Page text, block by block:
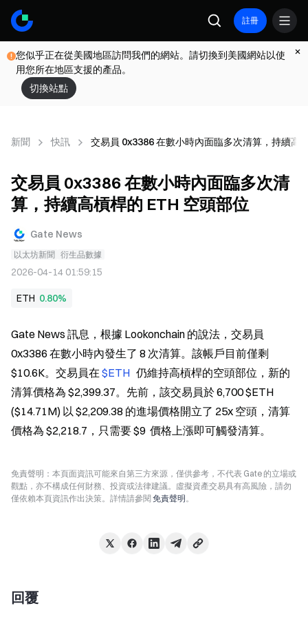
註冊
您似乎正在從美國地區訪問我們的網站。請切換到美國網站以使
用您所在地區支援的產品。
切換站點
新聞 快訊 交易員 0x3386 在數小時內面臨多次清算，持續高
交易員 0x3386 在數小時內面臨多次清
算，持續高槓桿的 ETH 空頭部位
Gate News
以太坊新聞 衍生品數據
2026-04-14 01:59:15
ETH 0.80%
Gate News 訊息，根據 Lookonchain 的說法，交易員
0x3386 在數小時內發生了 8 次清算。該帳戶目前僅剩
$10.6K。交易員在 $ETH
  仍維持高槓桿的空頭部位，新的
清算價格為 $2,399.37。先前，該交易員於 6,700 $ETH
($14.71M) 以 $2,209.38 的進場價格開立了 25x 空頭，清算
價格為 $2,218.7，只需要 $9  價格上漲即可觸發清算。
免責聲明：本頁面資訊可能來自第三方來源，僅供參考，不代表 Gate 的立場或
觀點，亦不構成任何財務、投資或法律建議。虛擬資產交易具有高風險，請勿
僅依賴本頁資訊作出決策。詳情請參閱 免責聲明。
回覆